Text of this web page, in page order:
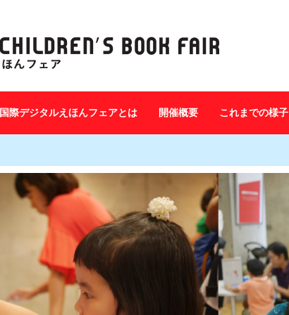
国際デジタルえほんフェアとは 開催概要 これまでの様子